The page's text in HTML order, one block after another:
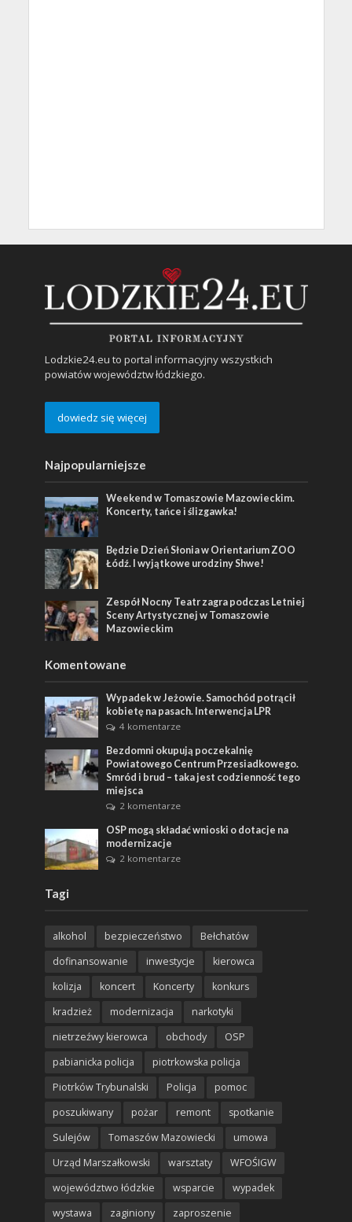
Lodzkie24.eu to portal informacyjny wszystkich
powiatów województw łódzkiego.
dowiedz się więcej
Najpopularniejsze
Weekend w Tomaszowie Mazowieckim.
Koncerty, tańce i ślizgawka!
Będzie Dzień Słonia w Orientarium ZOO
Łódź. I wyjątkowe urodziny Shwe!
Zespół Nocny Teatr zagra podczas Letniej
Sceny Artystycznej w Tomaszowie
Mazowieckim
Komentowane
Wypadek w Jeżowie. Samochód potrącił
kobietę na pasach. Interwencja LPR
4 komentarze
Bezdomni okupują poczekalnię
Powiatowego Centrum Przesiadkowego.
Smród i brud – taka jest codzienność tego
miejsca
2 komentarze
OSP mogą składać wnioski o dotacje na
modernizacje
2 komentarze
Tagi
alkohol bezpieczeństwo
Bełchatów
dofinansowanie
inwestycje
kierowca
kolizja
koncert Koncerty
konkurs
kradzież
modernizacja
narkotyki
nietrzeźwy kierowca
obchody
OSP
pabianicka policja
piotrkowska policja
Piotrków Trybunalski
Policja
pomoc
poszukiwany
pożar remont
spotkanie
Sulejów
Tomaszów Mazowiecki
umowa
Urząd Marszałkowski
warsztaty
WFOŚIGW
województwo łódzkie
wsparcie
wypadek
wystawa
zaginiony zaproszenie